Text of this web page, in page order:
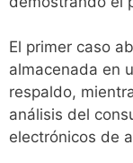
El primer caso
almacenada en
respaldo,
análisis del
electrónicos de